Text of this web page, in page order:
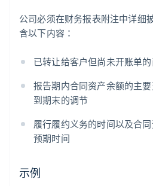
公司必须在财务报表附注中详细
含以下内容：
已转让给客户但尚未开账单
报告期内合同资产余额的主
到期末的调节
履行履约义务的时间以及合
预期时间
示例